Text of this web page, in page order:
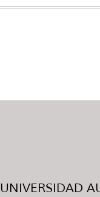
UNIVERSIDAD